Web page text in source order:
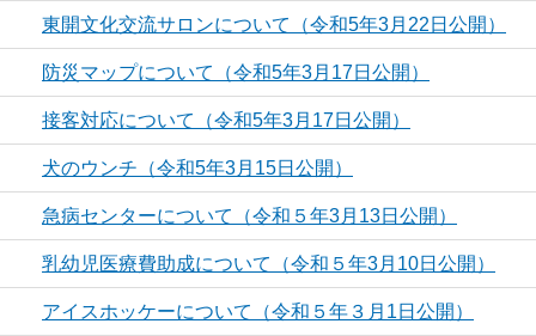
東開文化交流サロンについて（令和5年3月22日公開）
防災マップについて（令和5年3月17日公開）
接客対応について（令和5年3月17日公開）
犬のウンチ（令和5年3月15日公開）
急病センターについて（令和５年3月13日公開）
乳幼児医療費助成について（令和５年3月10日公開）
アイスホッケーについて（令和５年３月1日公開）